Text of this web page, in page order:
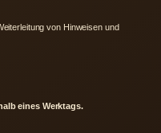
von Hinweisen und
eines Werktags.